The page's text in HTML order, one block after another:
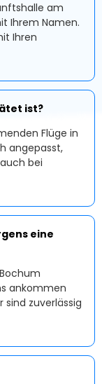
am
Ihrem Namen.
Ihren
ist?
Flüge in
angepasst,
bei
eine
ankommen
zuverlässig